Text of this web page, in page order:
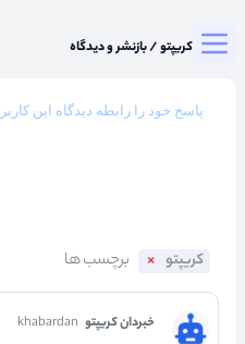
میزگرد کریپتو/بازنشر و دیدگاه
کریپتو
خبردان کریپتو khabardan